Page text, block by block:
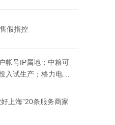
假指控
帐号IP属地；中粮可
入试生产；格力电
上海”20条服务商家